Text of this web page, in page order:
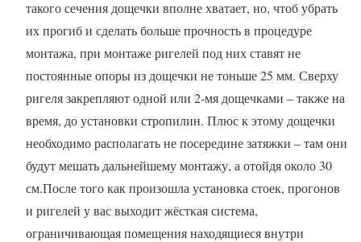
такого сечения дощечки вполне хватает, но, чтоб убрать
их прогиб и сделать больше прочность в процедуре
монтажа, при монтаже ригелей под них ставят не
постоянные опоры из дощечки не тоньше 25 мм. Сверху
ригеля закрепляют одной или 2-мя дощечками – также на
время, до установки стропилин. Плюс к этому дощечки
необходимо располагать не посередине затяжки – там они
будут мешать дальнейшему монтажу, а отойдя около 30
см.После того как произошла установка стоек, прогонов
и ригелей у вас выходит жёсткая система,
ограничивающая помещения находящиеся внутри